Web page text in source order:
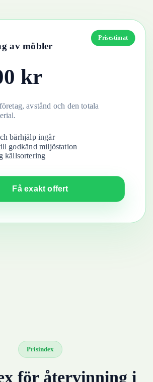
Prisestimat
av möbler
kr
avstånd och den totala
bärhjälp ingår
godkänd miljöstation
källsortering
Få exakt offert
Prisindex
för återvinning i